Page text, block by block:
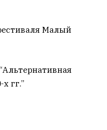
Малый
гг.”